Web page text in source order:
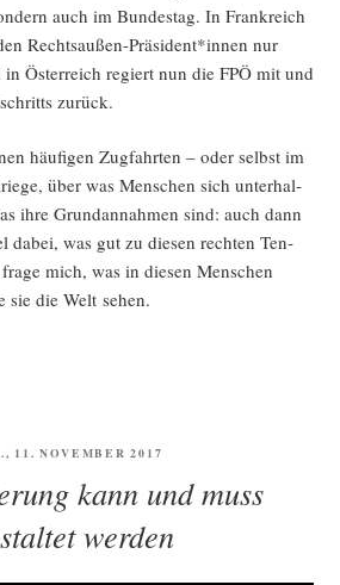
auch im Bun­des­tag. In Frank­reich
Rechtsaußen-Präsident*innen nur
Öster­reich regiert nun die FPÖ mit und
zurück.
häu­fi­gen Zug­fahr­ten – oder selbst im
über was Men­schen sich unter­hal­
ihre Grund­an­nah­men sind: auch dann
dabei, was gut zu die­sen rech­ten Ten­
mich, was in die­sen Men­schen
sie die Welt sehen.
11. NOVEMBER 2017
kann und muss
werden